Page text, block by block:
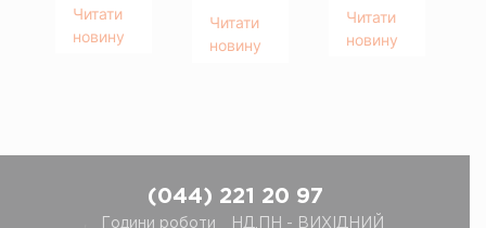
Читати
новину
Читати
новину
Читати
новину
(044) 221 20 97
Години роботи
НД,ПН - ВИХІДНИЙ